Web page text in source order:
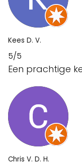
Kees D. V.
5/5
Een prachtige
Chris V. D. H.